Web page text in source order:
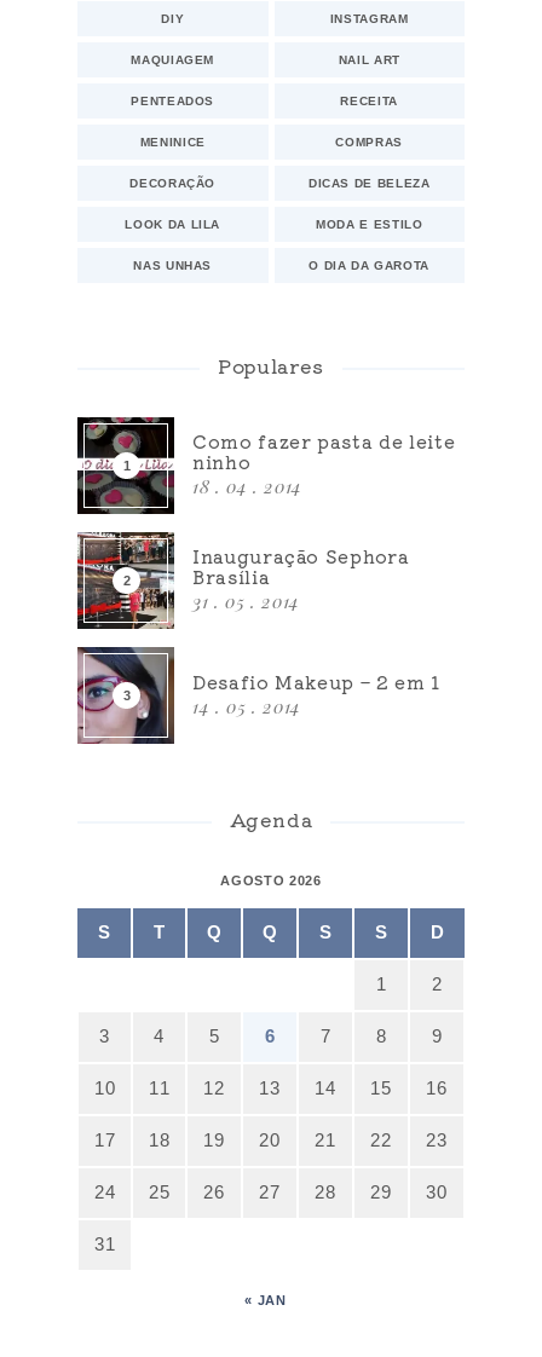
DIY INSTAGRAM
MAQUIAGEM NAIL ART
PENTEADOS RECEITA
MENINICE COMPRAS
DECORAÇÃO DICAS DE BELEZA
LOOK DA LILA MODA E ESTILO
NAS UNHAS O DIA DA GAROTA
Populares
Como fazer pasta de leite
ninho
18 . 04 . 2014
Inauguração Sephora
Brasília
31 . 05 . 2014
Desafio Makeup – 2 em 1
14 . 05 . 2014
Agenda
AGOSTO 2026
S T Q Q S S D
1 2
3 4 5 6 7 8 9
10 11 12 13 14 15 16
17 18 19 20 21 22 23
24 25 26 27 28 29 30
31
« JAN